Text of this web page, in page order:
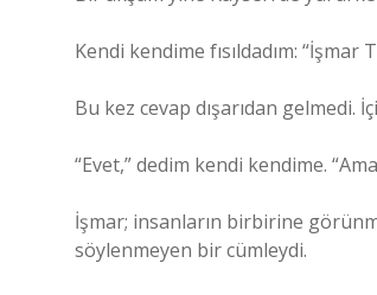
Kendi kendime fısıldadım: “İşmar
Bu kez cevap dışarıdan gelmedi.
“Evet,” dedim kendi kendime.
İşmar; insanların birbirine
söylenmeyen bir cümleydi.